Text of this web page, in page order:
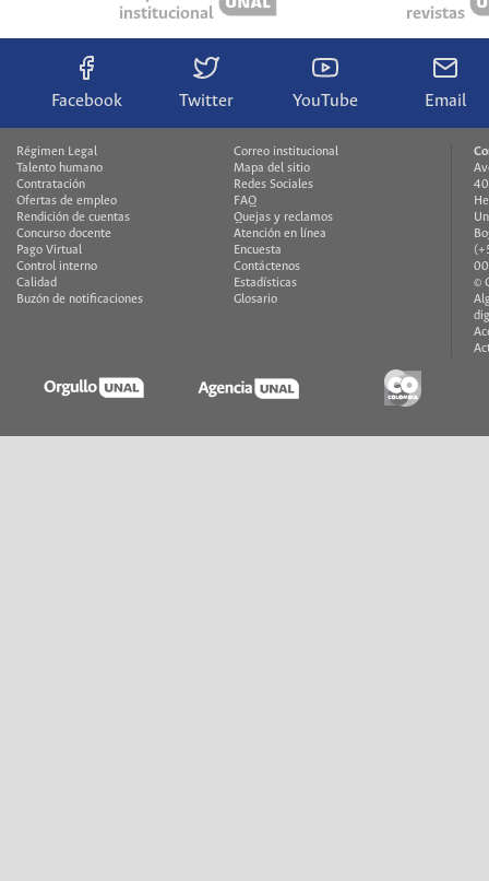
institucional
revistas
Facebook Twitter YouTube Email
Régimen Legal
Talento humano
Contratación
Ofertas de empleo
Rendición de cuentas
Concurso docente
Pago Virtual
Control interno
Calidad
Buzón de notificaciones
Correo institucional
Mapa del sitio
Redes Sociales
FAQ
Quejas y reclamos
Atención en línea
Encuesta
Contáctenos
Estadísticas
Glosario
©